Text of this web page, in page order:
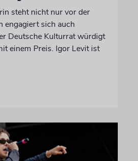
steht nicht nur vor der
engagiert sich auch
Deutsche Kulturrat würdigt
einem Preis. Igor Levit ist